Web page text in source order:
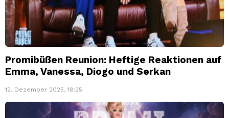
Promibüßen Reunion: Heftige Reaktionen auf
Emma, Vanessa, Diogo und Serkan
12. Dezember 2025, 18:25